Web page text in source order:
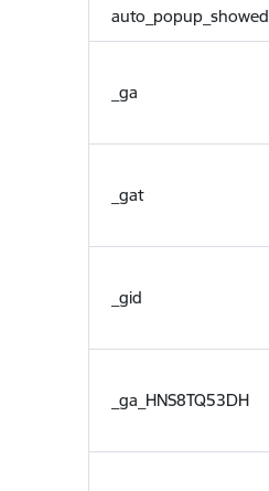
auto_popup_showed
_ga
_gat
_gid
_ga_HNS8TQ53DH